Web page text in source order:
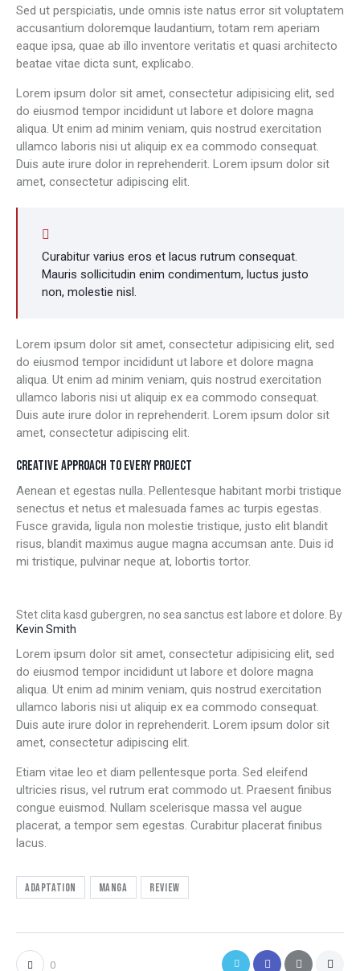
Sed ut perspiciatis, unde omnis iste natus error sit voluptatem
accusantium doloremque laudantium, totam rem aperiam
eaque ipsa, quae ab illo inventore veritatis et quasi architecto
beatae vitae dicta sunt, explicabo.
Lorem ipsum dolor sit amet, consectetur adipisicing elit, sed
do eiusmod tempor incididunt ut labore et dolore magna
aliqua. Ut enim ad minim veniam, quis nostrud exercitation
ullamco laboris nisi ut aliquip ex ea commodo consequat.
Duis aute irure dolor in reprehenderit. Lorem ipsum dolor sit
amet, consectetur adipiscing elit.
Curabitur varius eros et lacus rutrum consequat.
Mauris sollicitudin enim condimentum, luctus justo
non, molestie nisl.
Lorem ipsum dolor sit amet, consectetur adipisicing elit, sed
do eiusmod tempor incididunt ut labore et dolore magna
aliqua. Ut enim ad minim veniam, quis nostrud exercitation
ullamco laboris nisi ut aliquip ex ea commodo consequat.
Duis aute irure dolor in reprehenderit. Lorem ipsum dolor sit
amet, consectetur adipiscing elit.
CREATIVE APPROACH TO EVERY PROJECT
Aenean et egestas nulla. Pellentesque habitant morbi tristique
senectus et netus et malesuada fames ac turpis egestas.
Fusce gravida, ligula non molestie tristique, justo elit blandit
risus, blandit maximus augue magna accumsan ante. Duis id
mi tristique, pulvinar neque at, lobortis tortor.
Stet clita kasd gubergren, no sea sanctus est labore et dolore. By
Kevin Smith
Lorem ipsum dolor sit amet, consectetur adipisicing elit, sed
do eiusmod tempor incididunt ut labore et dolore magna
aliqua. Ut enim ad minim veniam, quis nostrud exercitation
ullamco laboris nisi ut aliquip ex ea commodo consequat.
Duis aute irure dolor in reprehenderit. Lorem ipsum dolor sit
amet, consectetur adipiscing elit.
Etiam vitae leo et diam pellentesque porta. Sed eleifend
ultricies risus, vel rutrum erat commodo ut. Praesent finibus
congue euismod. Nullam scelerisque massa vel augue
placerat, a tempor sem egestas. Curabitur placerat finibus
lacus.
Adaptation Manga Review
0